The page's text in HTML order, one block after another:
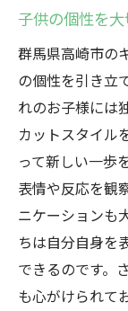
子供の個性を
群馬県高崎市の
の個性を引き立
れのお子様には
カットスタイル
って新しい一歩
表情や反応を観
ニケーションも
ちは自分自身を
できるのです。
も心がけられて